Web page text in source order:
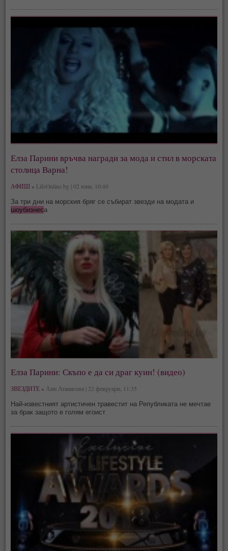
Елза Парини връчва награди за мода и стил в морската
столица Варна!
АФИШ » LifeOnline.bg | 02 юни, 10:40
За три дни на морския бряг се събират звезди на модата и
шоубизнеса
Елза Парини: Скъпо е да си драг куин! (видео)
ЗВЕЗДИТЕ » Ани Атанасова | 22 февруари, 11:35
Най-известният артистичен травестит на Републиката не мечтае
за брак защото е голям егоист